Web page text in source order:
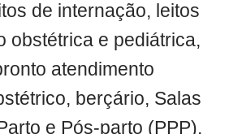
de internação, leitos
obstétrica e pediátrica,
atendimento
berçário, Salas
e Pós-parto (PPP),